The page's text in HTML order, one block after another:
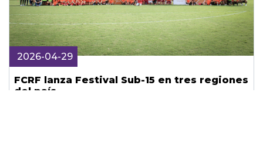
2026-04-29
FCRF lanza Festival Sub-15 en tres regiones
del país